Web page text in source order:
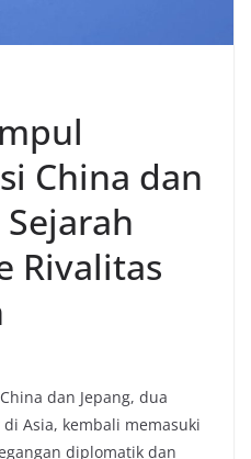
China dan
Rivalitas
dan Jepang, dua
Asia, kembali memasuki
diplomatik dan